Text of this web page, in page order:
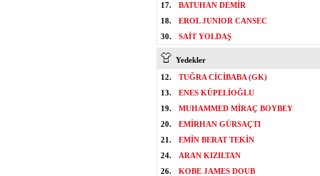
17.
BATUHAN DEMİR
18.
EROL JUNIOR CANSEC
30.
SAİT YOLDAŞ
Yedekler
12.
TUĞRA CİCİBABA (GK)
13.
ENES KÜPELİOĞLU
19.
MUHAMMED MİRAÇ BOYBEY
20.
EMİRHAN GÜRSAÇTI
21.
EMİN BERAT TEKİN
24.
ARAN KIZILTAN
26.
KOBE JAMES DOUB